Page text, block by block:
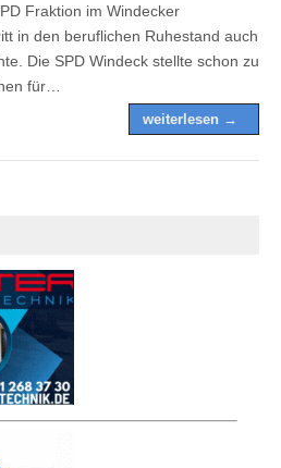
Fraktion im Windecker
in den beruflichen Ruhestand auch
Die SPD Windeck stellte schon zu
für…
weiterlesen →